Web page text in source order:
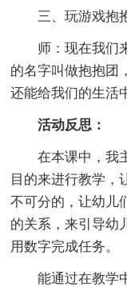
三、玩游戏抱
师：现在我们
的名字叫做抱抱团
还能给我们的生活
活动反思：
在本课中，我
目的来进行教学，
不可分的，让幼儿
的关系，来引导幼
用数字完成任务。
能通过在教学